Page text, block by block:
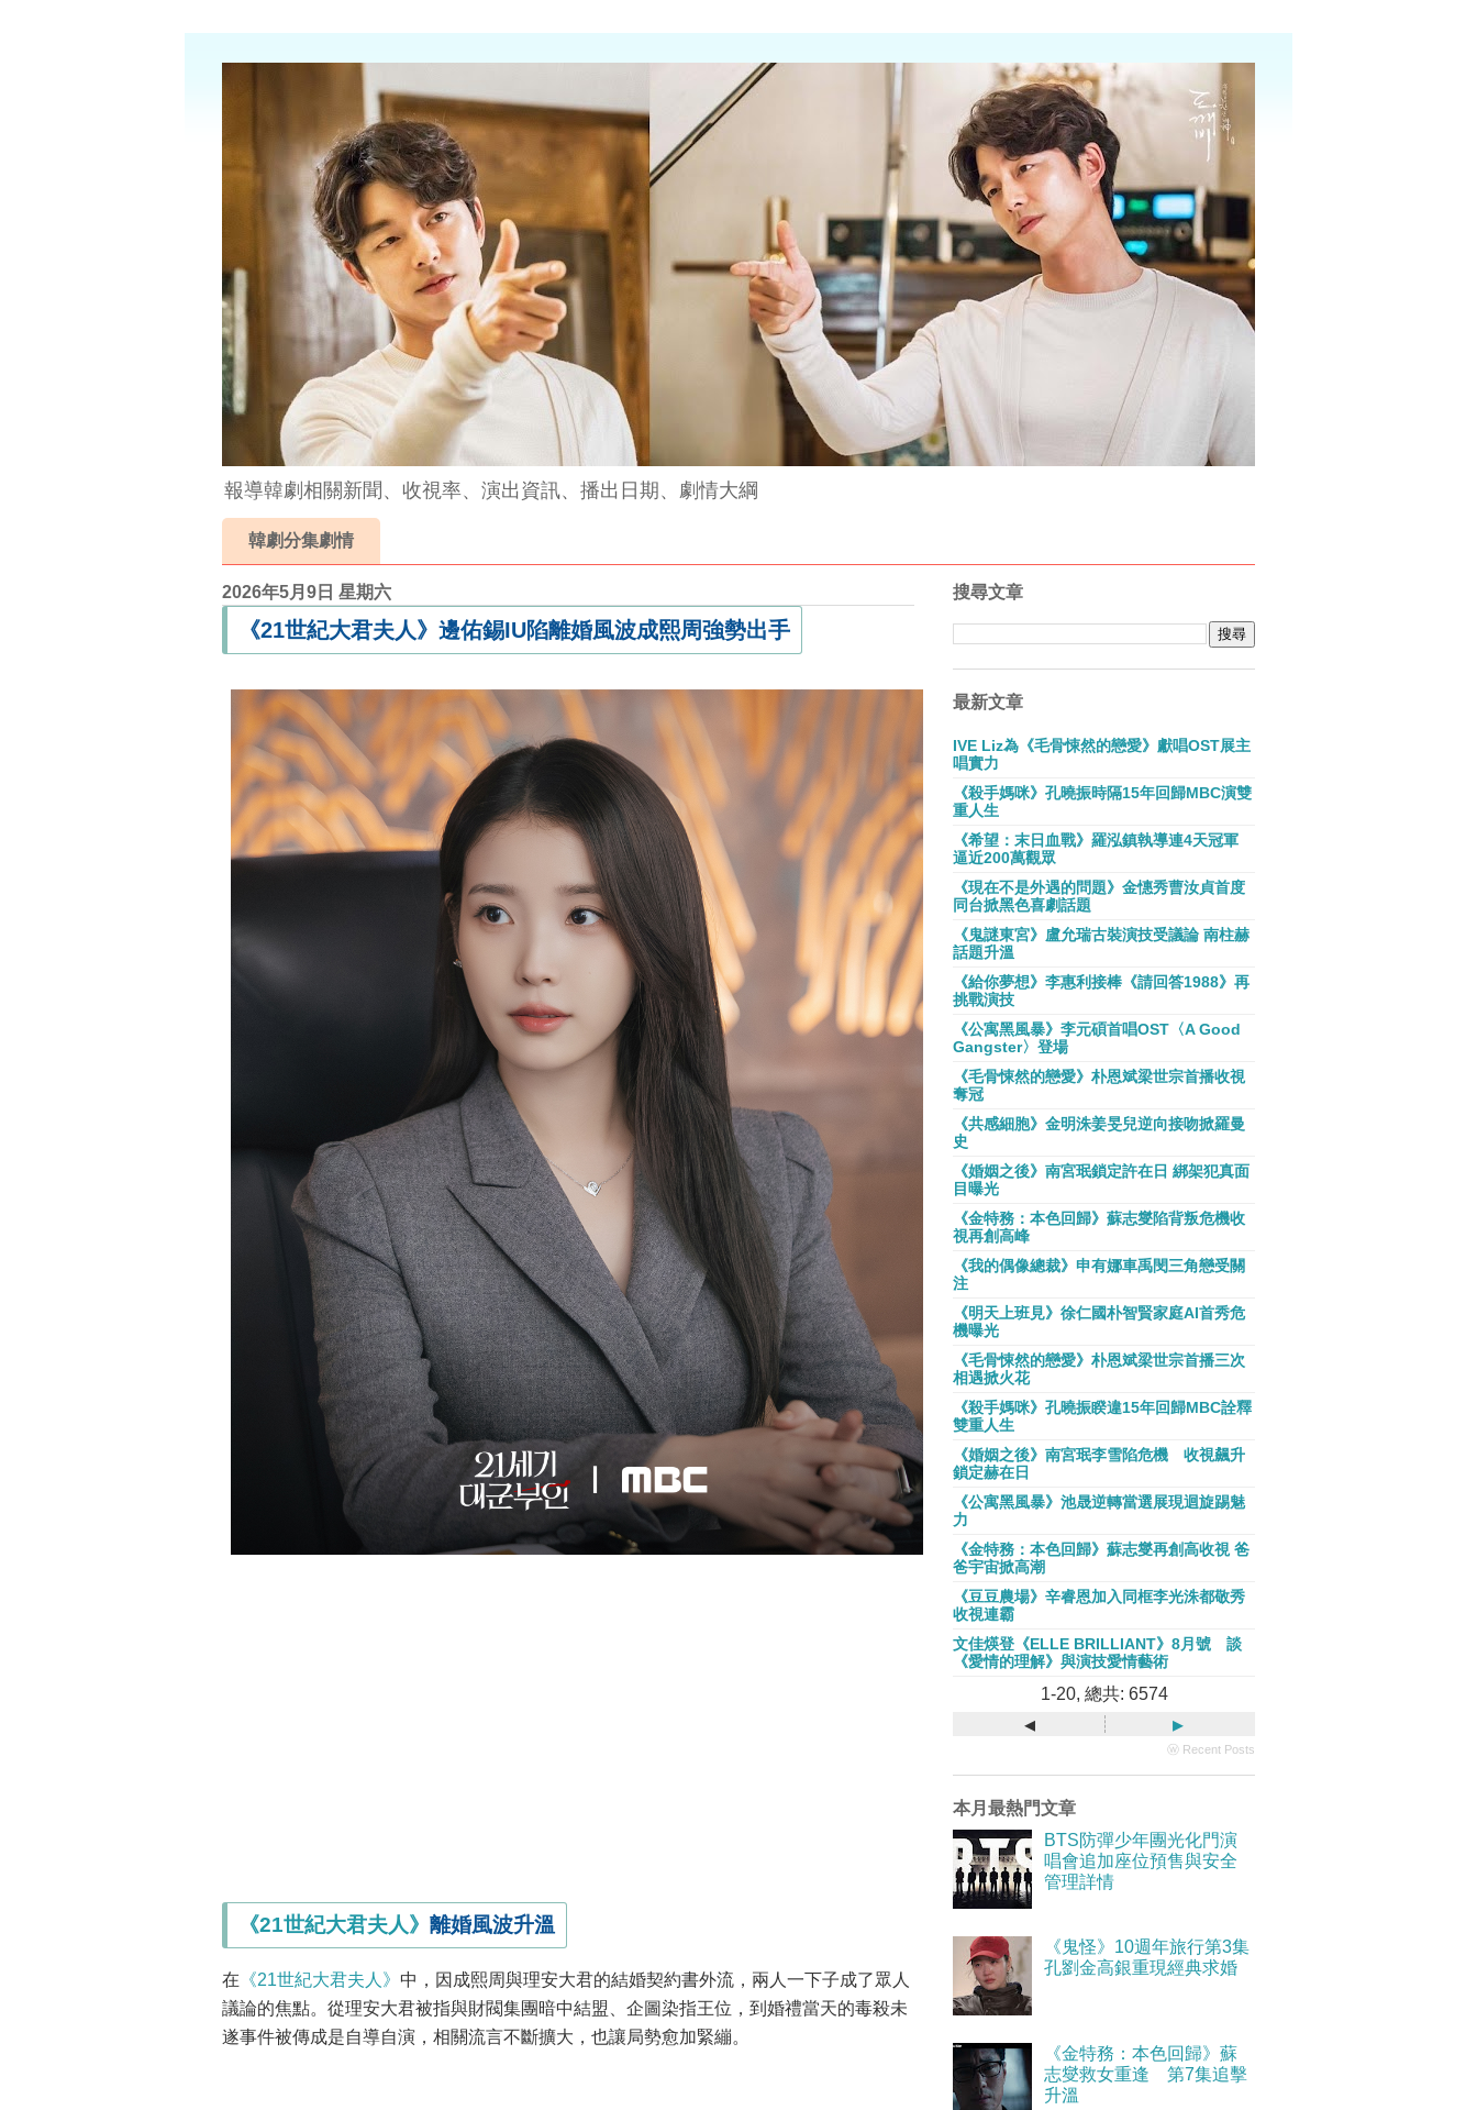
報導韓劇相關新聞、收視率、演出資訊、播出日期、劇情大綱
韓劇分集劇情
2026年5月9日 星期六
《21世紀大君夫人》邊佑錫IU陷離婚風波成熙周強勢出手
《21世紀大君夫人》 離婚風波升溫
在 《21世紀大君夫人》 中，因成熙周與理安大君的結婚契約書外流，兩人一下子成了眾人
議論的焦點。從理安大君被指與財閥集團暗中結盟、企圖染指王位，到婚禮當天的毒殺未
遂事件被傳成是自導自演，相關流言不斷擴大，也讓局勢愈加緊繃。
搜尋文章
最新文章
IVE Liz為《毛骨悚然的戀愛》獻唱OST展主
唱實力
《殺手媽咪》孔曉振時隔15年回歸MBC演雙
重人生
《希望：末日血戰》羅泓鎮執導連4天冠軍
逼近200萬觀眾
《現在不是外遇的問題》金憓秀曹汝貞首度
同台掀黑色喜劇話題
《鬼謎東宮》盧允瑞古裝演技受議論 南柱赫
話題升溫
《給你夢想》李惠利接棒《請回答1988》再
挑戰演技
《公寓黑風暴》李元碩首唱OST〈A Good
Gangster〉登場
《毛骨悚然的戀愛》朴恩斌梁世宗首播收視
奪冠
《共感細胞》金明洙姜旻兒逆向接吻掀羅曼
史
《婚姻之後》南宮珉鎖定許在日 綁架犯真面
目曝光
《金特務：本色回歸》蘇志燮陷背叛危機收
視再創高峰
《我的偶像總裁》申有娜車禹閔三角戀受關
注
《明天上班見》徐仁國朴智賢家庭AI首秀危
機曝光
《毛骨悚然的戀愛》朴恩斌梁世宗首播三次
相遇掀火花
《殺手媽咪》孔曉振睽違15年回歸MBC詮釋
雙重人生
《婚姻之後》南宮珉李雪陷危機 收視飆升
鎖定赫在日
《公寓黑風暴》池晟逆轉當選展現迴旋踢魅
力
《金特務：本色回歸》蘇志燮再創高收視 爸
爸宇宙掀高潮
《豆豆農場》辛睿恩加入同框李光洙都敬秀
收視連霸
文佳煐登《ELLE BRILLIANT》8月號 談
《愛情的理解》與演技愛情藝術
1-20, 總共: 6574
◂ ▸
ⓦ Recent Posts
本月最熱門文章
BTS防彈少年團光化門演
唱會追加座位預售與安全
管理詳情
《鬼怪》10週年旅行第3集
孔劉金高銀重現經典求婚
《金特務：本色回歸》蘇
志燮救女重逢 第7集追擊
升溫